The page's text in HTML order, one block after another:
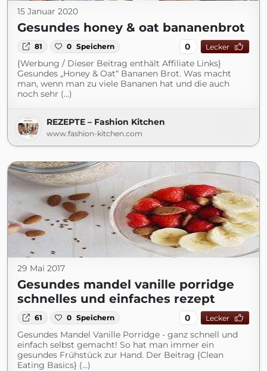
15 Januar 2020
Gesundes honey & oat bananenbrot
81 0 Speichern 0 Lecker
{Werbung / Dieser Beitrag enthält Affiliate Links}
Gesundes „Honey & Oat“ Bananen Brot. Was macht
man, wenn man zu viele Bananen hat und die auch
noch sehr (...)
REZEPTE – Fashion Kitchen
www.fashion-kitchen.com
29 Mai 2017
Gesundes mandel vanille porridge
schnelles und einfaches rezept
61 0 Speichern 0 Lecker
Gesundes Mandel Vanille Porridge - ganz schnell und
einfach selbst gemacht! So hat man immer ein
gesundes Frühstück zur Hand. Der Beitrag {Clean
Eating Basics} (...)